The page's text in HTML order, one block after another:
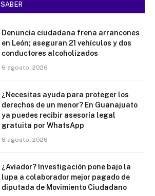
SABER
Denuncia ciudadana frena arrancones
en León; aseguran 21 vehículos y dos
conductores alcoholizados
6 agosto, 2026
¿Necesitas ayuda para proteger los
derechos de un menor? En Guanajuato
ya puedes recibir asesoría legal
gratuita por WhatsApp
6 agosto, 2026
¿Aviador? Investigación pone bajo la
lupa a colaborador mejor pagado de
diputada de Movimiento Ciudadano